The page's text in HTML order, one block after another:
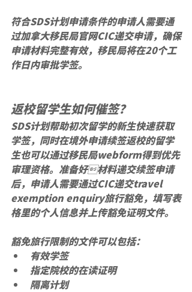
符合SDS计划申请条件的申请人需要通
过加拿大移民局官网CIC递交申请，确保
申请材料完整有效，移民局将在20个工
作日内审批学签。
返校留学生如何催签？
SDS计划帮助初次留学的新生快速获取
学签，同时在境外申请续签返校的留学
生也可以通过移民局webform得到优先
审理资格。准备好材料递交续签申请
后，申请人需要通过CIC递交travel
exemption enquiry旅行豁免，填写表
格里的个人信息并上传豁免证明文件。
豁免旅行限制的文件可以包括：
有效学签
指定院校的在读证明
隔离计划